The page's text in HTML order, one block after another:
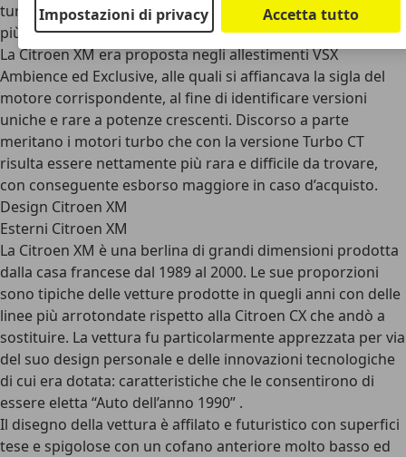
turbo occorre preventivare qualche centinaia di euro in
più.
La Citroen XM era proposta negli allestimenti VSX
Ambience ed Exclusive, alle quali si affiancava la sigla del
motore corrispondente, al fine di identificare versioni
uniche e rare a potenze crescenti. Discorso a parte
meritano i motori turbo che con la versione Turbo CT
risulta essere nettamente più rara e difficile da trovare,
con conseguente esborso maggiore in caso d’acquisto.
Design Citroen XM
Esterni Citroen XM
La Citroen XM è una berlina di grandi dimensioni prodotta
dalla casa francese dal 1989 al 2000. Le sue proporzioni
sono tipiche delle vetture prodotte in quegli anni con delle
linee più arrotondate rispetto alla Citroen CX che andò a
sostituire. La vettura fu particolarmente apprezzata per via
del suo design personale e delle innovazioni tecnologiche
di cui era dotata: caratteristiche che le consentirono di
essere eletta “Auto dell’anno 1990” .
Il disegno della vettura è affilato e futuristico con superfici
tese e spigolose con un cofano anteriore molto basso ed
Impostazioni di privacy Accetta tutto